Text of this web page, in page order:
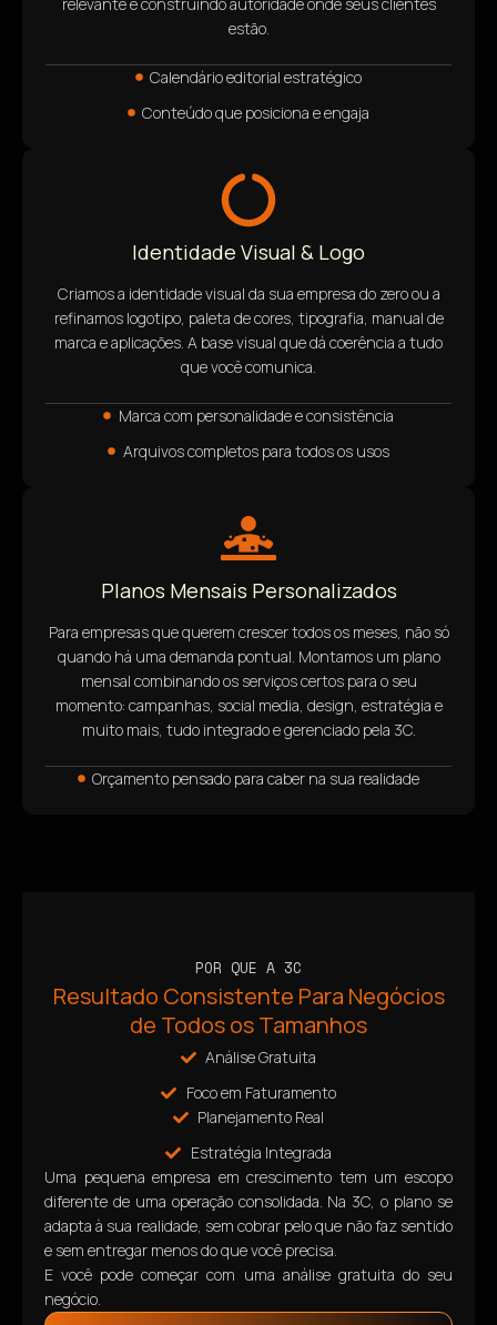
estão.
Calendário editorial estratégico
Conteúdo que posiciona e engaja
Identidade Visual & Logo
Criamos a identidade visual da sua empresa do zero ou a
refinamos logotipo, paleta de cores, tipografia, manual de
marca e aplicações. A base visual que dá coerência a tudo
que você comunica.
Marca com personalidade e consistência
Arquivos completos para todos os usos
Planos Mensais Personalizados
Para empresas que querem crescer todos os meses, não só
quando há uma demanda pontual. Montamos um plano
mensal combinando os serviços certos para o seu
momento: campanhas, social media, design, estratégia e
muito mais, tudo integrado e gerenciado pela 3C.
Orçamento pensado para caber na sua realidade
POR QUE A 3C
Resultado Consistente Para Negócios
de Todos os Tamanhos
Análise Gratuita
Foco em Faturamento
Planejamento Real
Estratégia Integrada
Uma pequena empresa em crescimento tem um escopo
diferente de uma operação consolidada. Na 3C, o plano se
adapta à sua realidade, sem cobrar pelo que não faz sentido
e sem entregar menos do que você precisa.
E você pode começar com uma análise gratuita do seu
negócio.